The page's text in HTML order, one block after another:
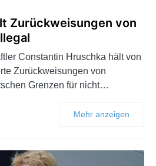
Zurückweisungen von
Constantin Hruschka hält von
Zurückweisungen von
Grenzen für nicht…
Mehr anzeigen